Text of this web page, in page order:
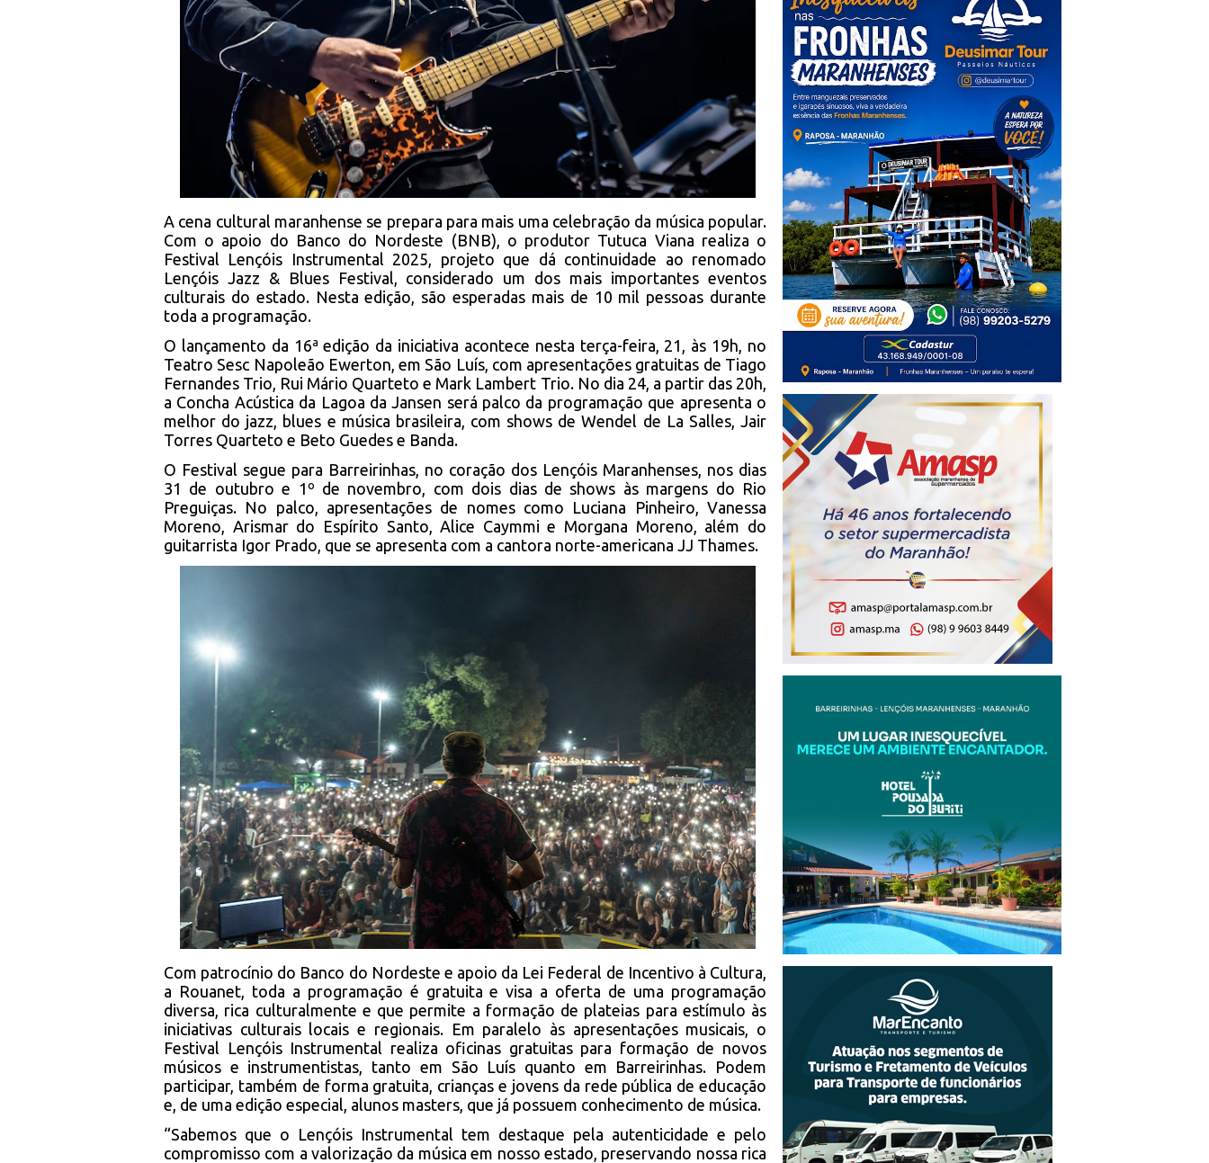
A cena cultural maranhense se prepara para mais uma celebração da música popular.
Com o apoio do Banco do Nordeste (BNB), o produtor Tutuca Viana realiza o
Festival Lençóis Instrumental 2025, projeto que dá continuidade ao renomado
Lençóis Jazz & Blues Festival, considerado um dos mais importantes eventos
culturais do estado. Nesta edição, são esperadas mais de 10 mil pessoas durante
toda a programação.
O lançamento da 16ª edição da iniciativa acontece nesta terça-feira, 21, às 19h, no
Teatro Sesc Napoleão Ewerton, em São Luís, com apresentações gratuitas de Tiago
Fernandes Trio, Rui Mário Quarteto e Mark Lambert Trio. No dia 24, a partir das 20h,
a Concha Acústica da Lagoa da Jansen será palco da programação que apresenta o
melhor do jazz, blues e música brasileira, com shows de Wendel de La Salles, Jair
Torres Quarteto e Beto Guedes e Banda.
O Festival segue para Barreirinhas, no coração dos Lençóis Maranhenses, nos dias
31 de outubro e 1º de novembro, com dois dias de shows às margens do Rio
Preguiças. No palco, apresentações de nomes como Luciana Pinheiro, Vanessa
Moreno, Arismar do Espírito Santo, Alice Caymmi e Morgana Moreno, além do
guitarrista Igor Prado, que se apresenta com a cantora norte-americana JJ Thames.
Com patrocínio do Banco do Nordeste e apoio da Lei Federal de Incentivo à Cultura,
a Rouanet, toda a programação é gratuita e visa a oferta de uma programação
diversa, rica culturalmente e que permite a formação de plateias para estímulo às
iniciativas culturais locais e regionais. Em paralelo às apresentações musicais, o
Festival Lençóis Instrumental realiza oficinas gratuitas para formação de novos
músicos e instrumentistas, tanto em São Luís quanto em Barreirinhas. Podem
participar, também de forma gratuita, crianças e jovens da rede pública de educação
e, de uma edição especial, alunos masters, que já possuem conhecimento de música.
“Sabemos que o Lençóis Instrumental tem destaque pela autenticidade e pelo
compromisso com a valorização da música em nosso estado, preservando nossa rica